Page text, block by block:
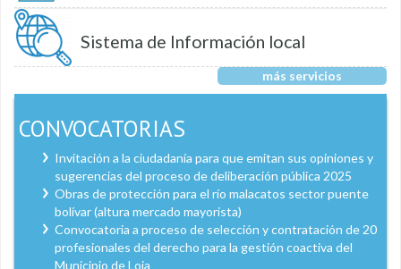
Sistema de Información local
más servicios
CONVOCATORIAS
Invitación a la ciudadanía para que emitan sus opiniones y
sugerencias del proceso de deliberación pública 2025
Obras de protección para el río malacatos sector puente
bolívar (altura mercado mayorista)
Convocatoria a proceso de selección y contratación de 20
profesionales del derecho para la gestión coactiva del
Municipio de Loja